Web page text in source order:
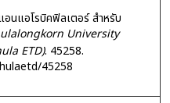
นแอโรบิคฟิลเตอร์ สำหรับ
University
ETD). 45258.
45258